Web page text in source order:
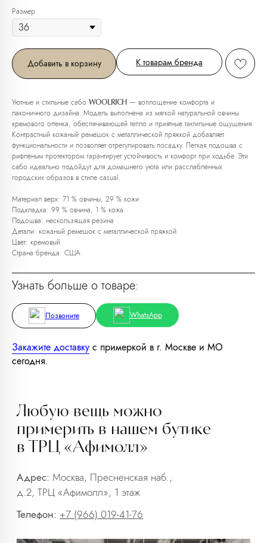
Размер
Добавить в корзину К товарам бренда
Уютные и стильные сабо WOOLRICH — воплощение комфорта и
лаконичного дизайна. Модель выполнена из мягкой натуральной овчины
кремового оттенка, обеспечивающей тепло и приятные тактильные ощущения.
Контрастный кожаный ремешок с металлической пряжкой добавляет
функциональности и позволяет отрегулировать посадку. Легкая подошва с
рифлёным протектором гарантирует устойчивость и комфорт при ходьбе. Эти
сабо идеально подойдут для домашнего уюта или расслабленных
городских образов в стиле casual.
Материал верх: 71 % овчины, 29 % кожи
Подкладка: 99 % овчина, 1 % кожа
Подошва: нескользящая резина
Детали: кожаный ремешок с металлической пряжкой
Цвет: кремовый
Страна бренда: США
Узнать больше о товаре:
Позвоните WhatsApp
Закажите доставку с примеркой в г. Москве и МО
сегодня.
Любую вещь можно
примерить в нашем бутике
в ТРЦ «Афимолл»
д.2, ТРЦ «Афимолл», 1 этаж
Телефон: +7 (966) 019-41-76